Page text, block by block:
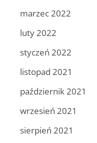
marzec 2022
luty 2022
styczeń 2022
listopad 2021
październik 2021
wrzesień 2021
sierpień 2021